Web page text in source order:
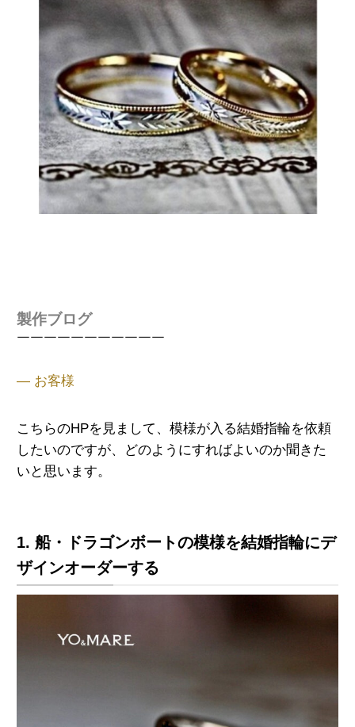
製作ブログ
￣￣￣￣￣￣￣￣￣￣￣
— お客様
こちらのHPを見まして、模様が入る結婚指輪を依頼
したいのですが、どのようにすればよいのか聞きた
いと思います。
1. 船・ドラゴンボートの模様を結婚指輪にデ
ザインオーダーする